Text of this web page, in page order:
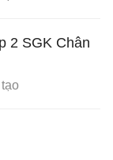
2 SGK Chân